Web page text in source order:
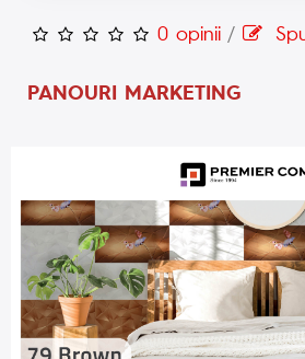
0 opinii /
PANOURI MARKETING